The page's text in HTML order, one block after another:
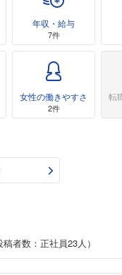
年収・給与
7件
女性の働きやすさ
2件
転
稿者数：正社員23人）